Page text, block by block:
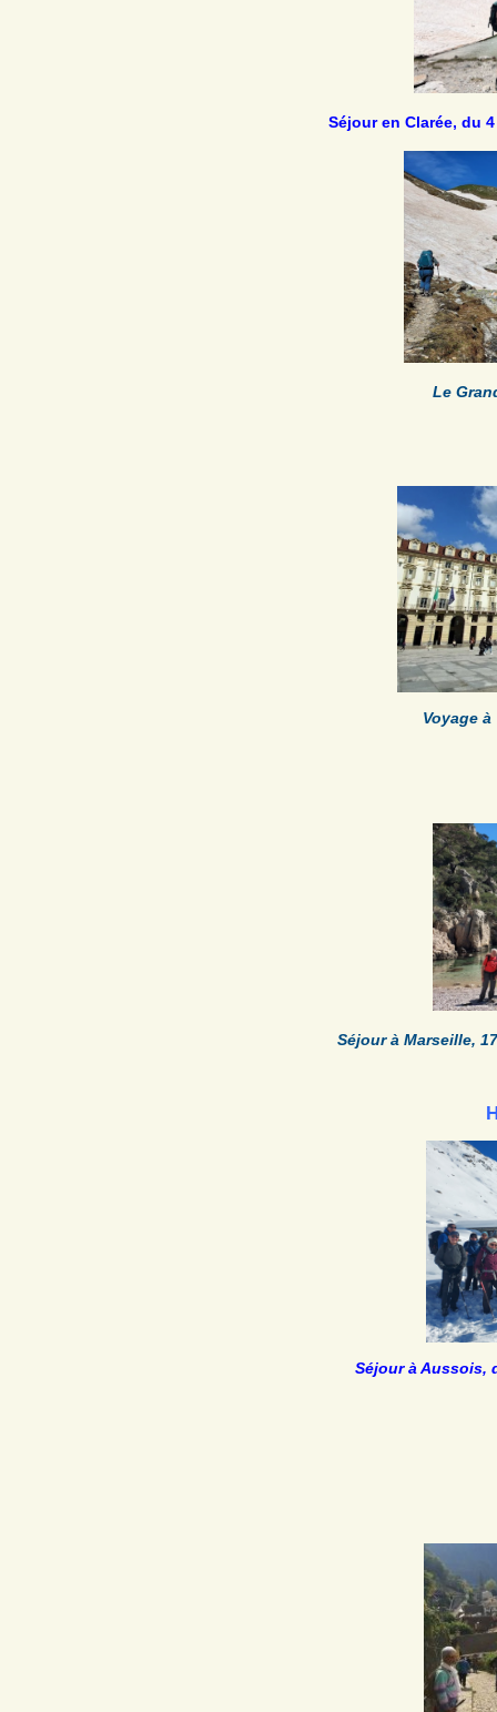
Séjour en Clarée, du
Le
Voyage
Séjour à Marseille,
Séjour à Aussois,